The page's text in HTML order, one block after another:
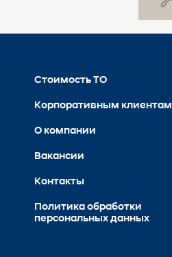
Стоимость ТО
Корпоративным клиентам
О компании
Вакансии
Контакты
Политика обработки
персональных данных